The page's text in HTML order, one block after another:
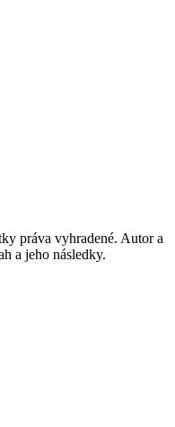
práva vyhradené. Autor a
a jeho následky.